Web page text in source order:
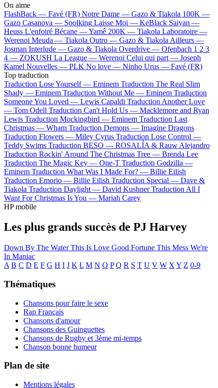
On aime
FlashBack — Favé (FR) Notre Dame — Gazo & Tiakola 100K —
Gazo Casanova — Soolking Laisse Moi — KeBlack Saiyan —
Heuss L'enfoiré Bécane —Yamê 200K — Tiakola Laboratoire —
Werenoi Meuda — Tiakola Outro — Gazo & Tiakola Ailleurs —
Josman Interlude — Gazo & Tiakola Overdrive — Ofenbach 1 2 3
4 — ZOKUSH La League — Werenoi Celui qui part — Joseph
Kamel Nouvelles — PLK No love — Ninho Urus — Favé (FR)
Top traduction
Traduction Lose Yourself — Eminem Traduction The Real Slim
Shady — Eminem Traduction Without Me — Eminem Traduction
Someone You Loved — Lewis Capaldi Traduction Another Love
— Tom Odell Traduction Can't Hold Us — Macklemore and Ryan
Lewis Traduction Mockingbird — Eminem Traduction Last
Christmas — Wham Traduction Demons — Imagine Dragons
Traduction Flowers — Miley Cyrus Traduction Lose Control —
Teddy Swims Traduction BESO — ROSALÍA & Rauw Alejandro
Traduction Rockin' Around The Christmas Tree — Brenda Lee
Traduction The Magic Key — One-T Traduction Godzilla —
Eminem Traduction What Was I Made For? — Billie Eilish
Traduction Emorio — Billie Eilish Traduction Special — Dave &
Tiakola Traduction Daylight — David Kushner Traduction All I
Want For Christmas Is You — Mariah Carey
HP mobile
Les plus grands succès de PJ Harvey
Down By The WaterThis Is Love Good Fortune This Mess We're
In Maniac
A B C D E F G H I J K L M N O P Q R S T U V W X Y Z 0-9
Thématiques
Chansons pour faire le sexe
Rap Français
Chansons d'amour
Chansons des Guinguettes
Chansons de Rugby et 3ème mi-temps
Chanson bonne humeur
Plan de site
Mentions légales